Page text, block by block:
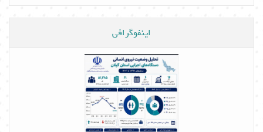
اینفوگرافی